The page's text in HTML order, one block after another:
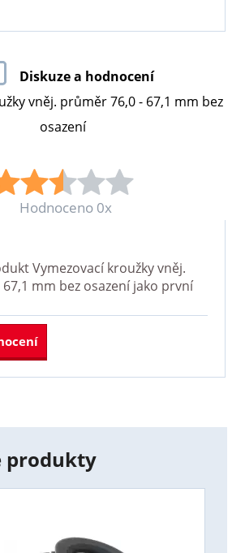
Diskuze a hodnocení
vněj. průměr 76,0 - 67,1 mm bez
osazení
Hodnoceno 0x
Vymezovací kroužky vněj.
mm bez osazeníjako první
produkty